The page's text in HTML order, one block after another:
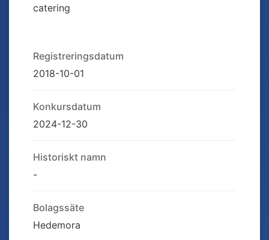
catering
Registreringsdatum
2018-10-01
Konkursdatum
2024-12-30
Historiskt namn
-
Bolagssäte
Hedemora